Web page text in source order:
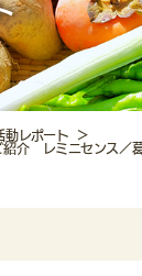
動レポート
紹介 レミニセンス／